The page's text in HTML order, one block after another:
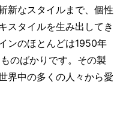
新なスタイルまで、個性
スタイルを生み出してき
ンのほとんどは1950年
のばかりです。その製
界中の多くの人々から愛